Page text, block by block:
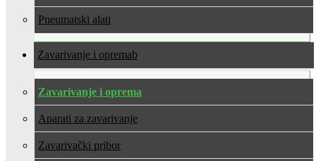
Pneumatski alati
Zavarivanje i oprema
Zavarivanje i oprema
Aparati za zavarivanje
Zavarivački pribor